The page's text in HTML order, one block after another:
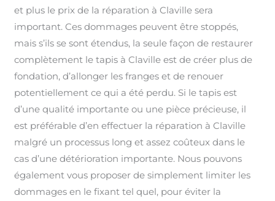
et plus le prix de la réparation à Claville sera
important. Ces dommages peuvent être stoppés,
mais s’ils se sont étendus, la seule façon de restaurer
complètement le tapis à Claville est de créer plus de
fondation, d’allonger les franges et de renouer
potentiellement ce qui a été perdu. Si le tapis est
d’une qualité importante ou une pièce précieuse, il
est préférable d’en effectuer la réparation à Claville
malgré un processus long et assez coûteux dans le
cas d’une détérioration importante. Nous pouvons
également vous proposer de simplement limiter les
dommages en le fixant tel quel, pour éviter la